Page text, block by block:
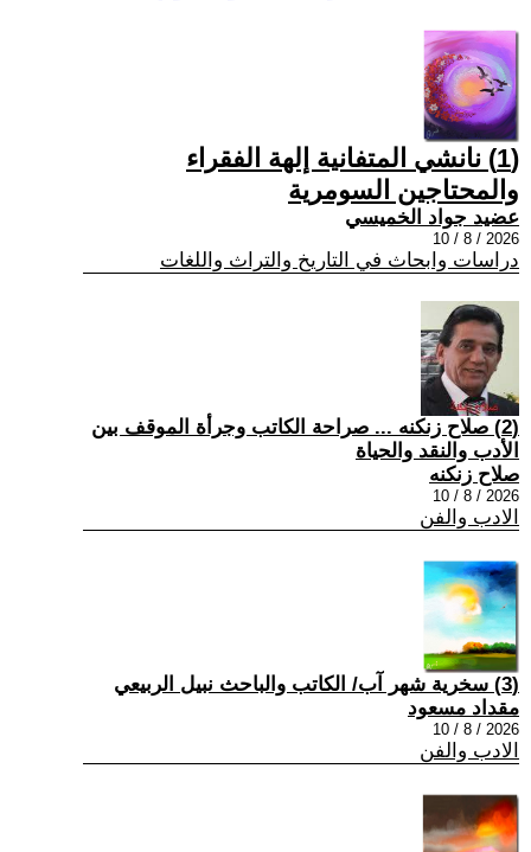
(1) نانشي المتفانية إلهة الفقراء
والمحتاجين السومرية
عضيد جواد الخميسي
2026 / 8 / 10
دراسات وابحاث في التاريخ والتراث واللغات
(2) صلاح زنكنه ... صراحة الكاتب وجرأة الموقف بين
الأدب والنقد والحياة
صلاح زنكنه
2026 / 8 / 10
الادب والفن
(3) سخرية شهر آب/ الكاتب والباحث نبيل الربيعي
مقداد مسعود
2026 / 8 / 10
الادب والفن